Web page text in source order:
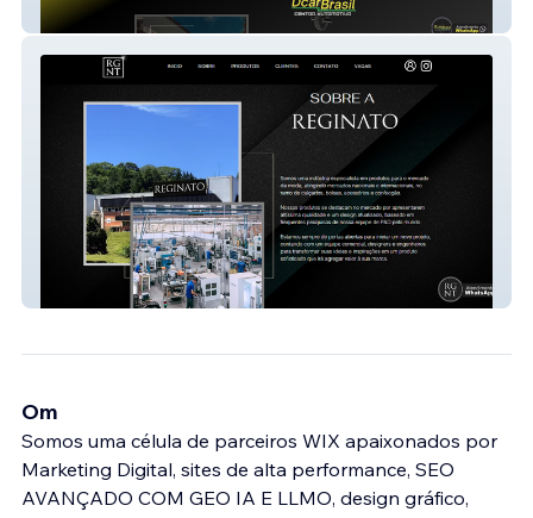
Dcar Brasil
Reginato Metais
Om
Somos uma célula de parceiros WIX apaixonados por
Marketing Digital, sites de alta performance, SEO
AVANÇADO COM GEO IA E LLMO, design gráfico,